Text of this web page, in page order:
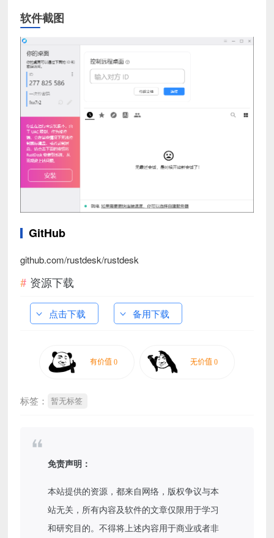
软件截图
GitHub
github.com/rustdesk/rustdesk
资源下载
点击下载 备用下载
标签： 暂无标签
免责声明：
本站提供的资源，都来自网络，版权争议与本
站无关，所有内容及软件的文章仅限用于学习
和研究目的。不得将上述内容用于商业或者非